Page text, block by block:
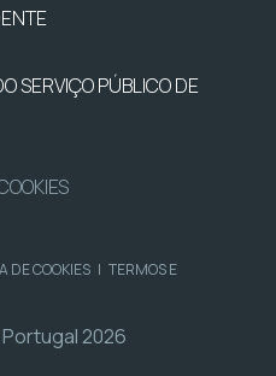
SERVIÇO PÚBLICO DE
DE COOKIES | TERMOS E
2026